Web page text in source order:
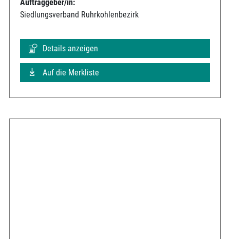
Auftraggeber/in:
Siedlungsverband Ruhrkohlenbezirk
Details anzeigen
Auf die Merkliste